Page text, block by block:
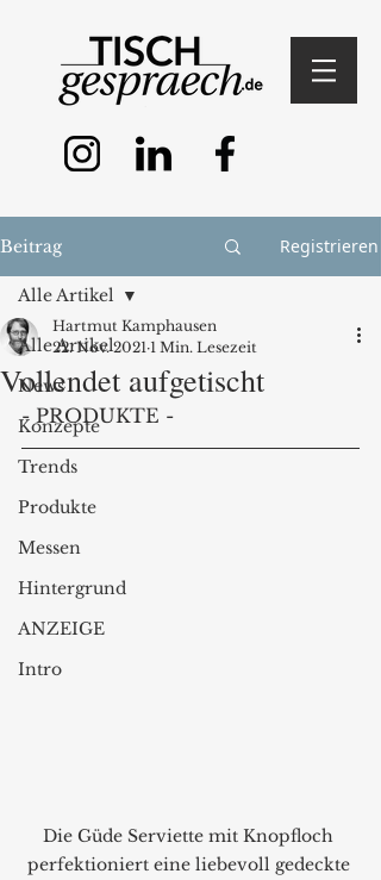
Beitrag Registrieren
Alle Artikel
News
Konzepte
Trends
Produkte
Messen
Hintergrund
ANZEIGE
Intro
Alle Artikel
Vollendet aufgetischt
Hartmut Kamphausen
22. Nov. 2021 1 Min. Lesezeit
- PRODUKTE -
Die Güde Serviette mit Knopfloch
perfektioniert eine liebevoll gedeckte